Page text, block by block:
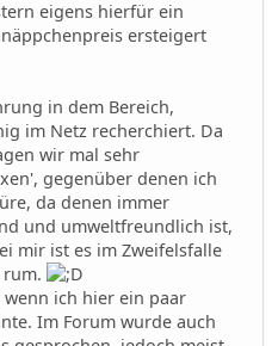
eigens hierfür ein
ersteigert
in dem Bereich,
im Netz recherchiert. Da
wir mal sehr
gegenüber denen ich
da denen immer
und umweltfreundlich ist,
mir ist es im Zweifelsfalle
ich hier ein paar
Im Forum wurde auch